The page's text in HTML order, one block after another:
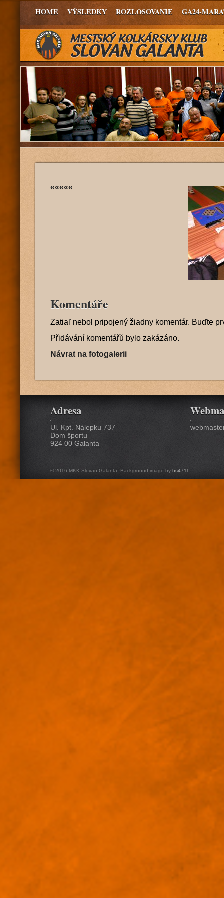
HOME VÝSLEDKY ROZLOSOVANIE GA24-
«««««
Komentáře
Zatiaľ nebol pripojený žiadny komentár. Buďte
Přidávání komentářů bylo zakázáno.
Návrat na fotogalerii
Adresa
Ul. Kpt. Nálepku 737
Dom športu
924 00 Galanta
© 2016 MKK Slovan Galanta. Background image by bs4711